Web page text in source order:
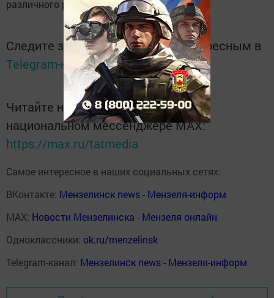
различного рода патологии.
Следите за самым важным и интересным в
Telegram-каналеТатмедиа
Читайте новости Татарстана в
национальном мессенджере MАХ:
https://max.ru/tatmedia
Самое интересное в наших социальных сетях:
ВКонтакте: Мензелинск news - Мензеля-информ
MAX: Новости Мензелинска - Мензеля онлайн
Одноклассники: ok.ru/menzelinsk
Telegram-канал: Мензелинск news - Мензеля-информ